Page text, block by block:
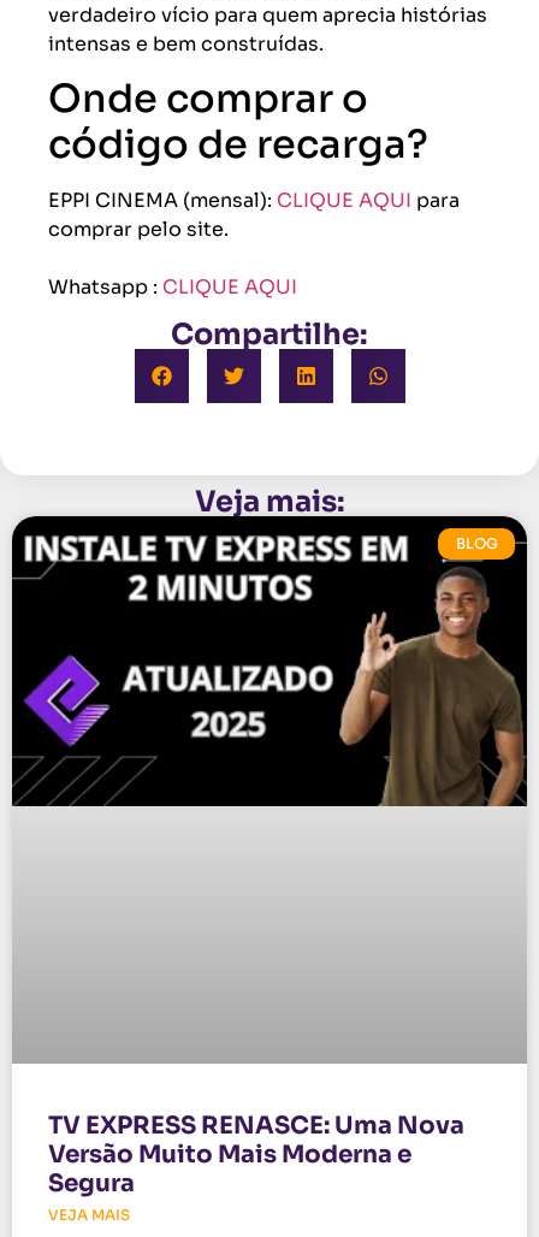
verdadeiro vício para quem aprecia histórias
intensas e bem construídas.
Onde comprar o
código de recarga?
EPPI CINEMA (mensal): CLIQUE AQUI para
comprar pelo site.
Whatsapp : CLIQUE AQUI
Compartilhe:
Veja mais:
BLOG
TV EXPRESS RENASCE: Uma Nova
Versão Muito Mais Moderna e
Segura
VEJA MAIS